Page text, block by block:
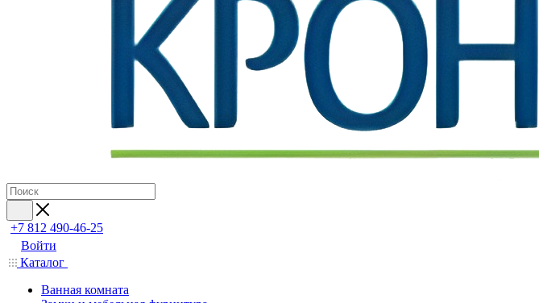
+7 812 490-46-25
Войти
Каталог
Ванная комната